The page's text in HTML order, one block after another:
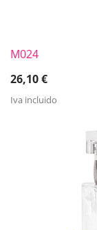
M024
26,10€
Iva incluido